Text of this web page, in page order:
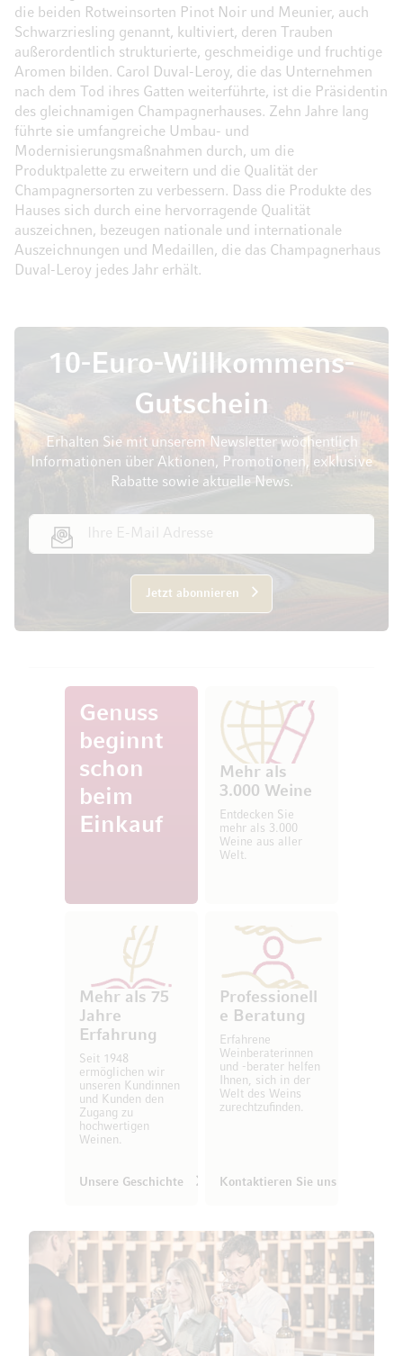
die beiden Rotweinsorten Pinot Noir und Meunier, auch
Schwarzriesling genannt, kultiviert, deren Trauben
außerordentlich strukturierte, geschmeidige und fruchtige
Aromen bilden. Carol Duval-Leroy, die das Unternehmen
nach dem Tod ihres Gatten weiterführte, ist die Präsidentin
des gleichnamigen Champagnerhauses. Zehn Jahre lang
führte sie umfangreiche Umbau- und
Modernisierungsmaßnahmen durch, um die
Produktpalette zu erweitern und die Qualität der
Champagnersorten zu verbessern. Dass die Produkte des
Hauses sich durch eine hervorragende Qualität
auszeichnen, bezeugen nationale und internationale
Auszeichnungen und Medaillen, die das Champagnerhaus
Duval-Leroy jedes Jahr erhält.
10-Euro-Willkommens-
Gutschein
Erhalten Sie mit unserem Newsletter wöchentlich
Informationen über Aktionen, Promotionen, exklusive
Rabatte sowie aktuelle News.
E-Mail Adresse
Jetzt abonnieren
Genuss
beginnt
schon
beim
Einkauf
Mehr als
3.000 Weine
Entdecken Sie
mehr als 3.000
Weine aus aller
Welt.
Mehr als 75
Jahre
Erfahrung
Seit 1948
ermöglichen wir
unseren Kundinnen
und Kunden den
Zugang zu
hochwertigen
Weinen.
Unsere Geschichte
Professionell
e Beratung
Erfahrene
Weinberaterinnen
und -berater helfen
Ihnen, sich in der
Welt des Weins
zurechtzufinden.
Kontaktieren Sie uns